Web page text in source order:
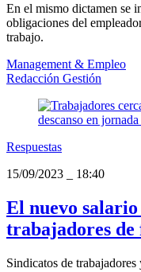
En el mismo dictamen se
obligaciones del
trabajo.
Management & Empleo
Redacción Gestión
Respuestas
15/09/2023
18:40
El nuevo
trabajadores
Sindicatos de